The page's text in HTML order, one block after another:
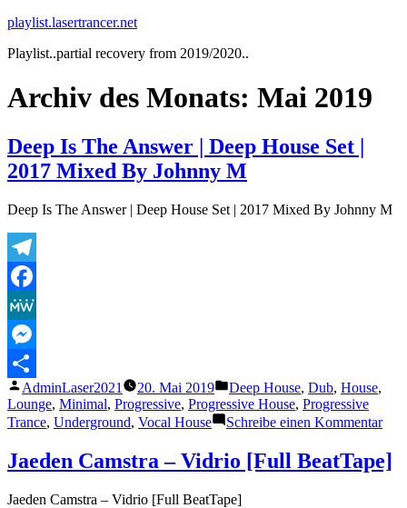
Zum
springen
playlist.lasertrancer.net
Playlist..partial recovery from 2019/2020..
Archiv des Monats: Mai 2019
Deep Is The Answer | Deep House Set |
2017 Mixed By Johnny M
Deep Is The Answer | Deep House Set | 2017 Mixed By Johnny M
Telegram
Facebook
MeWe
Messenger
Teilen
Veröffentlicht
von
AdminLaser2021 20. Mai 2019
Veröffentlicht
unter
Deep House, Dub, House,
Lounge, Minimal, Progressive, Progressive House, Progressive
Trance, Underground, Vocal House Schreibe einen Kommentarzu
Is
The
Jaeden Camstra – Vidrio [Full BeatTape]
Jaeden Camstra – Vidrio [Full BeatTape]